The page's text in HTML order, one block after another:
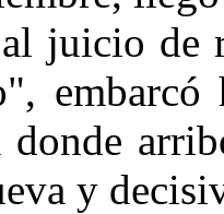
juicio de
y